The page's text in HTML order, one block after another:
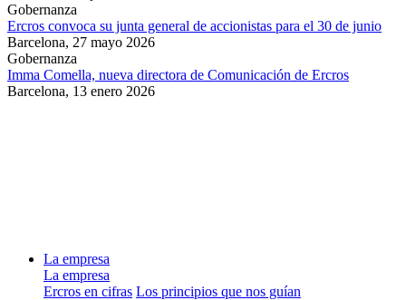
Gobernanza
Ercros convoca su junta general de accionistas para el 30 de junio
Barcelona, 27 mayo 2026
Gobernanza
Imma Comella, nueva directora de Comunicación de Ercros
Barcelona, 13 enero 2026
La empresa
La empresa
Ercros en cifras Los principios que nos guían